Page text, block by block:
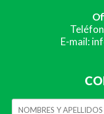
E-mail: